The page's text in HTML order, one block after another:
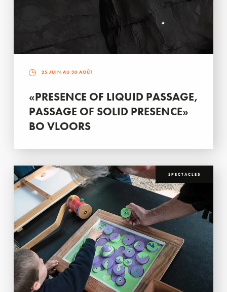
25 JUIN AU 30 AOÛT
«PRESENCE OF LIQUID PASSAGE,
PASSAGE OF SOLID PRESENCE»
BO VLOORS
SPECTACLES